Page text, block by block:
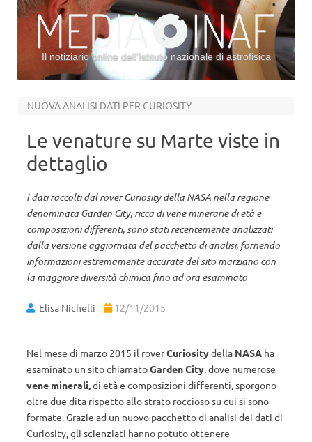
Il notiziario online dell’Istituto nazionale di astrofisica
NUOVA ANALISI DATI PER CURIOSITY
Le venature su Marte viste in
dettaglio
I dati raccolti dal rover Curiosity della NASA nella regione
denominata Garden City, ricca di vene minerarie di età e
composizioni differenti, sono stati recentemente analizzati
dalla versione aggiornata del pacchetto di analisi, fornendo
informazioni estremamente accurate del sito marziano con
la maggiore diversità chimica fino ad ora esaminato
Elisa Nichelli 12/11/2015
Nel mese di marzo 2015 il roverCuriositydella NASA ha
esaminato un sito chiamatoGarden City, dove numerose
vene minerali,di età e composizioni differenti, sporgono
oltre due dita rispetto allo strato roccioso su cui si sono
formate. Grazie ad un nuovo pacchetto di analisi dei dati di
Curiosity, gli scienziati hanno potuto ottenere